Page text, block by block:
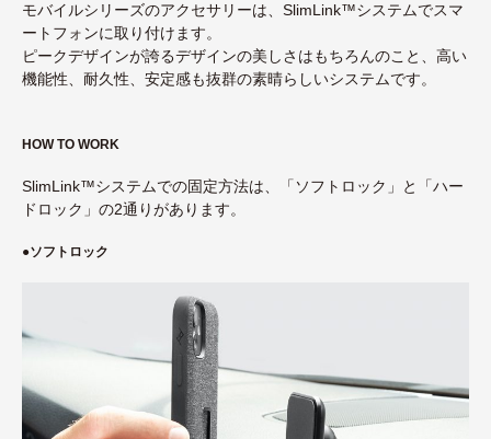
モバイルシリーズのアクセサリーは、SlimLink™システムでスマ
ートフォンに取り付けます。
ピークデザインが誇るデザインの美しさはもちろんのこと、高い
機能性、耐久性、安定感も抜群の素晴らしいシステムです。
HOW TO WORK
SlimLink™システムでの固定方法は、「ソフトロック」と「ハー
ドロック」の2通りがあります。
●ソフトロック